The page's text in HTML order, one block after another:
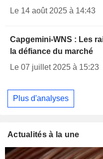
Le 14 août 2025 à 14:43
Capgemini-WNS : Les
la défiance du marché
Le 07 juillet 2025 à 15:23
Plus d'analyses
Actualités à la une